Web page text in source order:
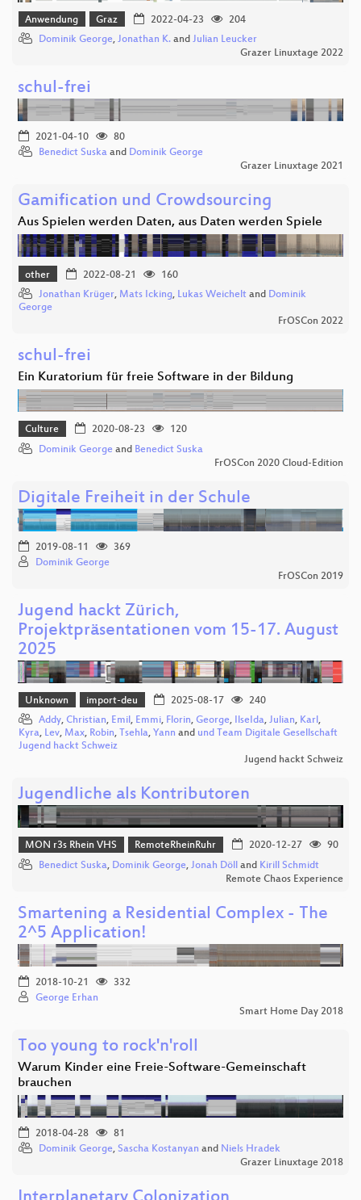
Anwendung Graz 2022-04-23
204
Dominik George, Jonathan K. and Julian Leucker
Grazer Linuxtage 2022
schul-frei
2021-04-10
80
Benedict Suska and Dominik George
Grazer Linuxtage 2021
Gamification und Crowdsourcing
Aus Spielen werden Daten, aus Daten werden Spiele
other 2022-08-21
160
Jonathan Krüger, Mats Icking, Lukas Weichelt and Dominik
George
FrOSCon 2022
schul-frei
Ein Kuratorium für freie Software in der Bildung
Culture 2020-08-23
120
Dominik George and Benedict Suska
FrOSCon 2020 Cloud-Edition
Digitale Freiheit in der Schule
2019-08-11
369
Dominik George
FrOSCon 2019
Jugend hackt Zürich,
Projektpräsentationen vom 15-17. August
2025
Unknown import-deu 2025-08-17
240
Addy, Christian, Emil, Emmi, Florin, George, IlseIda, Julian, Karl,
Kyra, Lev, Max, Robin, Tsehla, Yann and und Team Digitale Gesellschaft
Jugend hackt Schweiz
Jugend hackt Schweiz
Jugendliche als Kontributoren
MON r3s Rhein VHS RemoteRheinRuhr 2020-12-27
90
Benedict Suska, Dominik George, Jonah Döll and Kirill Schmidt
Remote Chaos Experience
Smartening a Residential Complex - The
2^5 Application!
2018-10-21
332
George Erhan
Smart Home Day 2018
Too young to rock'n'roll
Warum Kinder eine Freie-Software-Gemeinschaft
brauchen
2018-04-28
81
Dominik George, Sascha Kostanyan and Niels Hradek
Grazer Linuxtage 2018